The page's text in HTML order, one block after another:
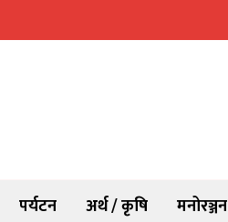
पर्यटन अर्थ / कृषि मनोरञ्जन